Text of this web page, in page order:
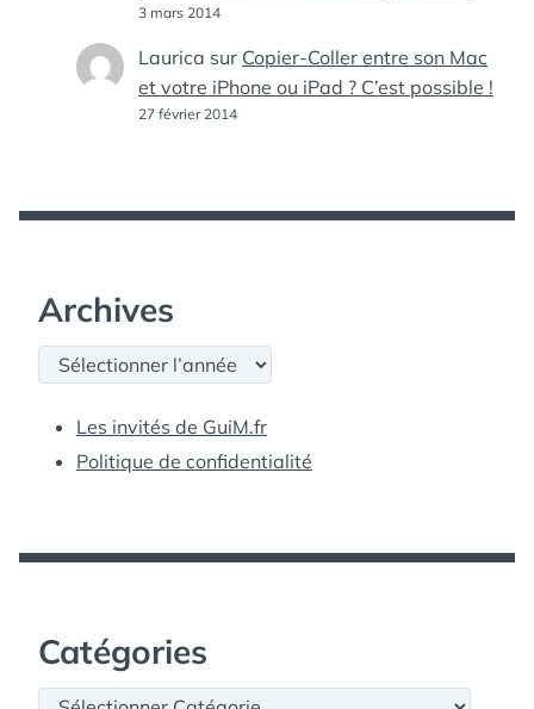
3 mars 2014
Laurica sur Copier-Coller entre son Mac
et votre iPhone ou iPad ? C’est possible !
27 février 2014
Archives
Archives
Les invités de GuiM.fr
Politique de confidentialité
Catégories
Catégories